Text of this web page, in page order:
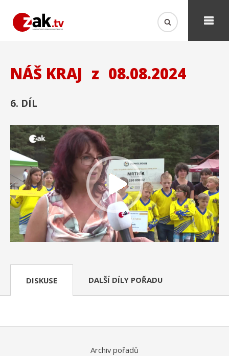
NÁŠ KRAJ z 08.08.2024
6. DÍL
DISKUSE DALŠÍ DÍLY POŘADU
Archiv pořadů